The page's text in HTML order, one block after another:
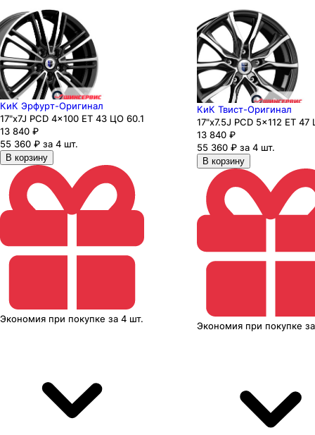
КиК Эрфурт-Оригинал
17"x7J PCD 4x100 ЕТ 43 ЦО 60.1
13 840 ₽
55 360 ₽ за 4 шт.
В корзину
Экономия при покупке за 4 шт.
КиК Твист-Оригинал
17"x7.5J PCD 5x112 ЕТ 47
13 840 ₽
55 360 ₽ за 4 шт.
В корзину
Экономия при покупке